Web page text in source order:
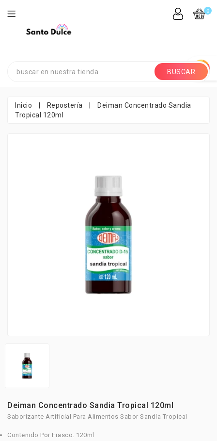
0
BUSCAR
Inicio Repostería
Deiman Concentrado Sandia
Tropical 120ml
Deiman Concentrado Sandia Tropical 120ml
Saborizante Artificial Para Alimentos Sabor Sandía Tropical
Contenido Por Frasco: 120ml